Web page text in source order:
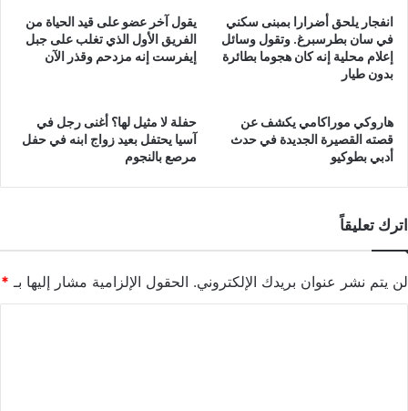
انفجار يلحق أضرارا بمبنى سكني
في سان بطرسبرغ. وتقول وسائل
إعلام محلية إنه كان هجوما بطائرة
بدون طيار
يقول آخر عضو على قيد الحياة من
الفريق الأول الذي تغلب على جبل
إيفرست إنه مزدحم وقذر الآن
هاروكي موراكامي يكشف عن
قصته القصيرة الجديدة في حدث
أدبي بطوكيو
حفلة لا مثيل لها؟ أغنى رجل في
آسيا يحتفل بعيد زواج ابنه في حفل
مرصع بالنجوم
اترك تعليقاً
لن يتم نشر عنوان بريدك الإلكتروني. الحقول الإلزامية مشار إليها بـ *